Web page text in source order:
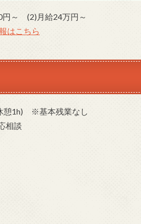
～ (2)月給24万円～
はこちら
憩1h) ※基本残業なし
相談